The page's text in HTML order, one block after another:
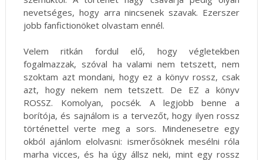
nevetséges, hogy arra nincsenek szavak. Ezerszer
jobb fanfictionöket olvastam ennél.
Velem ritkán fordul elő, hogy végletekben
fogalmazzak, szóval ha valami nem tetszett, nem
szoktam azt mondani, hogy ez a könyv rossz, csak
azt, hogy nekem nem tetszett. De EZ a könyv
ROSSZ. Komolyan, pocsék. A legjobb benne a
borítója, és sajnálom is a tervezőt, hogy ilyen rossz
történettel verte meg a sors. Mindenesetre egy
okból ajánlom elolvasni: ismerősöknek mesélni róla
marha vicces, és ha úgy állsz neki, mint egy rossz